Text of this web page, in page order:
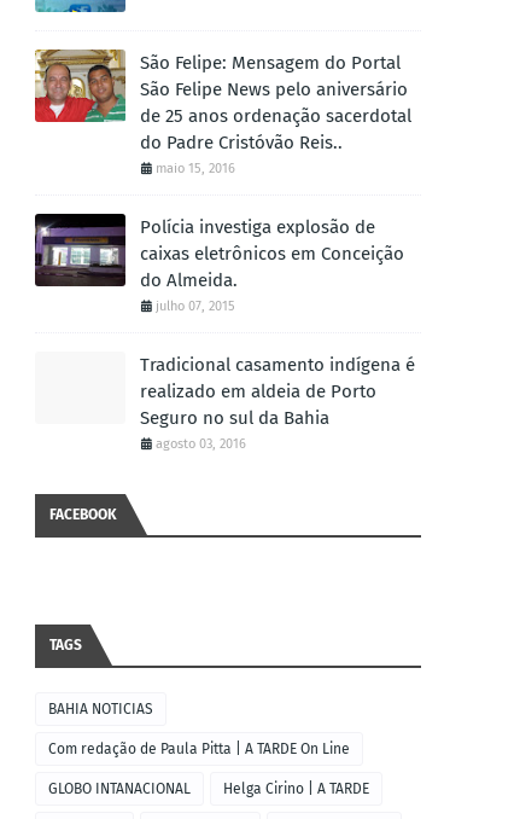
São Felipe: Mensagem do Portal
São Felipe News pelo aniversário
de 25 anos ordenação sacerdotal
do Padre Cristóvão Reis..
maio 15, 2016
Polícia investiga explosão de
caixas eletrônicos em Conceição
do Almeida.
julho 07, 2015
Tradicional casamento indígena é
realizado em aldeia de Porto
Seguro no sul da Bahia
agosto 03, 2016
FACEBOOK
TAGS
BAHIA NOTICIAS
Com redação de Paula Pitta | A TARDE On Line
GLOBO INTANACIONAL Helga Cirino | A TARDE